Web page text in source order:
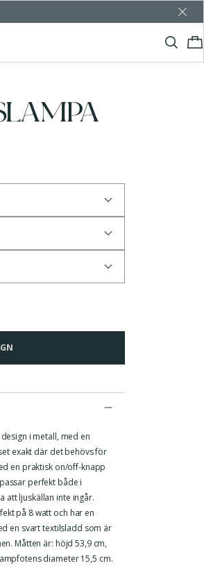
i metall, med en
exakt där det behövs för
en praktisk on/off-knapp
perfekt både i
att ljuskällan inte ingår.
på 8 watt och har en
en svart textilsladd som är
Måtten är: höjd 53,9 cm,
diameter 15,5 cm.